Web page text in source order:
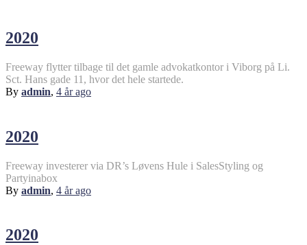
2020
Freeway flytter tilbage til det gamle advokatkontor i Viborg på Li.
Sct. Hans gade 11, hvor det hele startede.
By admin, 4 årago
2020
Freeway investerer via DR’s Løvens Hule i SalesStyling og
Partyinabox
By admin, 4 årago
2020